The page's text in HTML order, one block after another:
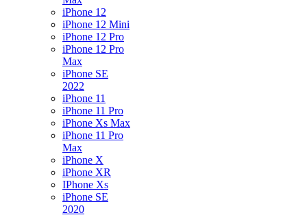
iPhone 12
iPhone 12 Mini
iPhone 12 Pro
iPhone 12 Pro
Max
iPhone SE
2022
iPhone 11
iPhone 11 Pro
iPhone Xs Max
iPhone 11 Pro
Max
iPhone X
iPhone XR
IPhone Xs
iPhone SE
2020